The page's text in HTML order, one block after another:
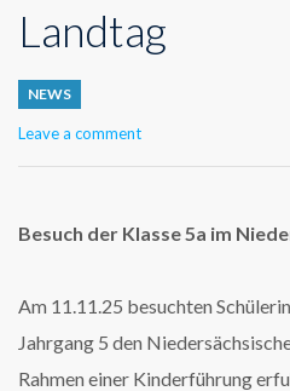
Landtag
NEWS
Leave a comment
Besuch der Klasse 5a im
Am 11.11.25 besuchten
Jahrgang 5 den
Rahmen einer Kinderführung